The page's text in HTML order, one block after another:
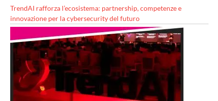
TrendAI rafforza l’ecosistema: partnership, competenze e
innovazione per la cybersecurity del futuro